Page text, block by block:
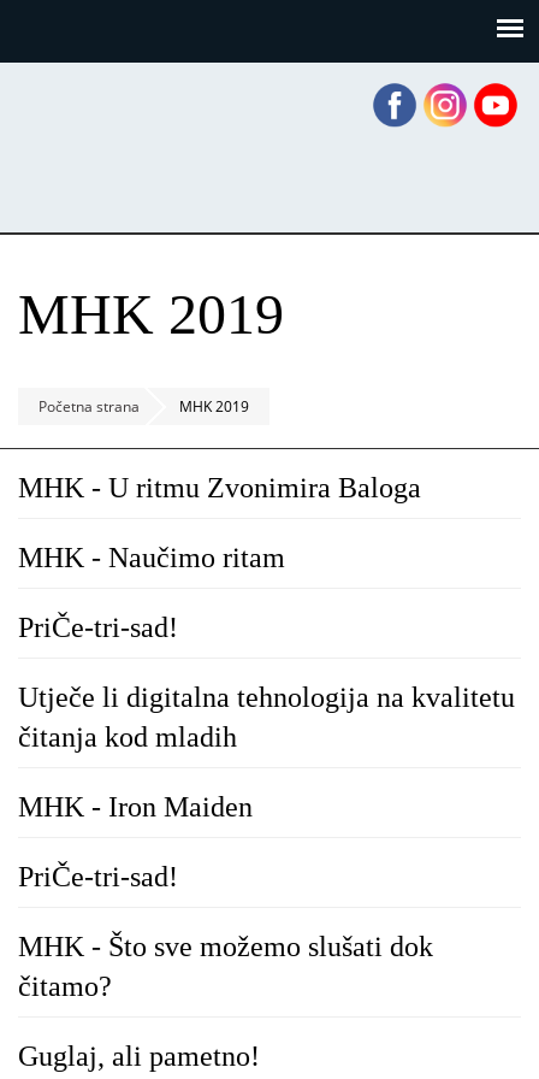
MHK 2019
Početna strana MHK 2019
MHK - U ritmu Zvonimira Baloga
MHK - Naučimo ritam
PriČe-tri-sad!
Utječe li digitalna tehnologija na kvalitetu
čitanja kod mladih
MHK - Iron Maiden
PriČe-tri-sad!
MHK - Što sve možemo slušati dok
čitamo?
Guglaj, ali pametno!